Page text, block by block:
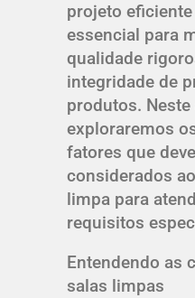
projeto
essencial para
qualidade
integridade de
produtos.
exploraremos
fatores que
considerados
limpa para
requisitos
Entendendo as
salas limpas